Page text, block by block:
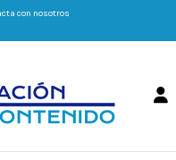
con nosotros